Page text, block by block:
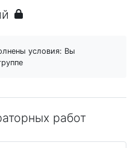
условия: Вы
работ